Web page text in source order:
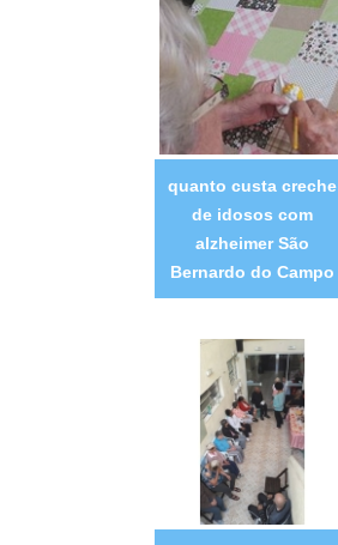
quanto custa creche
de idosos com
alzheimer São
Bernardo do Campo